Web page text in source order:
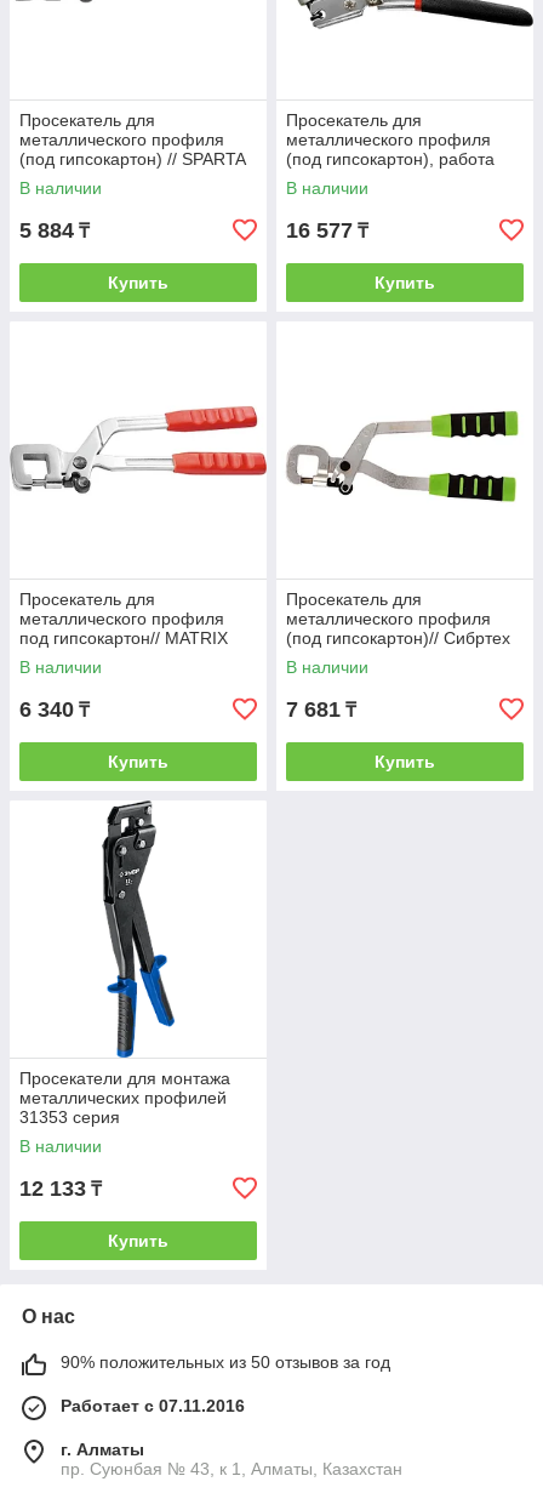
Просекатель для
металлического профиля
(под гипсокартон) // SPARTA
В наличии
5 884 ₸
Купить
Просекатель для
металлического профиля
(под гипсокартон), работа
одной рукой // MATRIX
В наличии
16 577 ₸
Купить
Просекатель для
металлического профиля
под гипсокартон// MATRIX
В наличии
6 340 ₸
Купить
Просекатель для
металлического профиля
(под гипсокартон)// Сибртех
В наличии
7 681 ₸
Купить
Просекатели для монтажа
металлических профилей
31353 серия
«ПРОФЕССИОНАЛ»
В наличии
12 133 ₸
Купить
О нас
90% положительных из 50 отзывов за год
Работает с 07.11.2016
г. Алматы
пр. Суюнбая № 43, к 1, Алматы, Казахстан